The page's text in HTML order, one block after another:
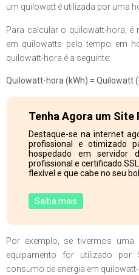
um quilowatt é utilizada por uma
Para calcular o quilowatt-hora, é
em quilowatts pelo tempo em
quilowatt-hora é a seguinte:
Quilowatt-hora (kWh) = Quilowatt
Tenha Agora um Site
Destaque-se na internet
profissional e otimizado
hospedado em servidor
profissional e certificado
flexível e que cabe no seu
Saiba mais
Por exemplo, se tivermos
equipamento for utilizado
consumo de energia em